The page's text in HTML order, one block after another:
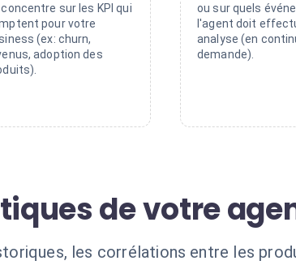
sur les KPI qui
pour votre
(ex: churn,
adoption des
ou sur quels
l'agent doit
analyse (en
demande).
de votre
les corrélations entre les